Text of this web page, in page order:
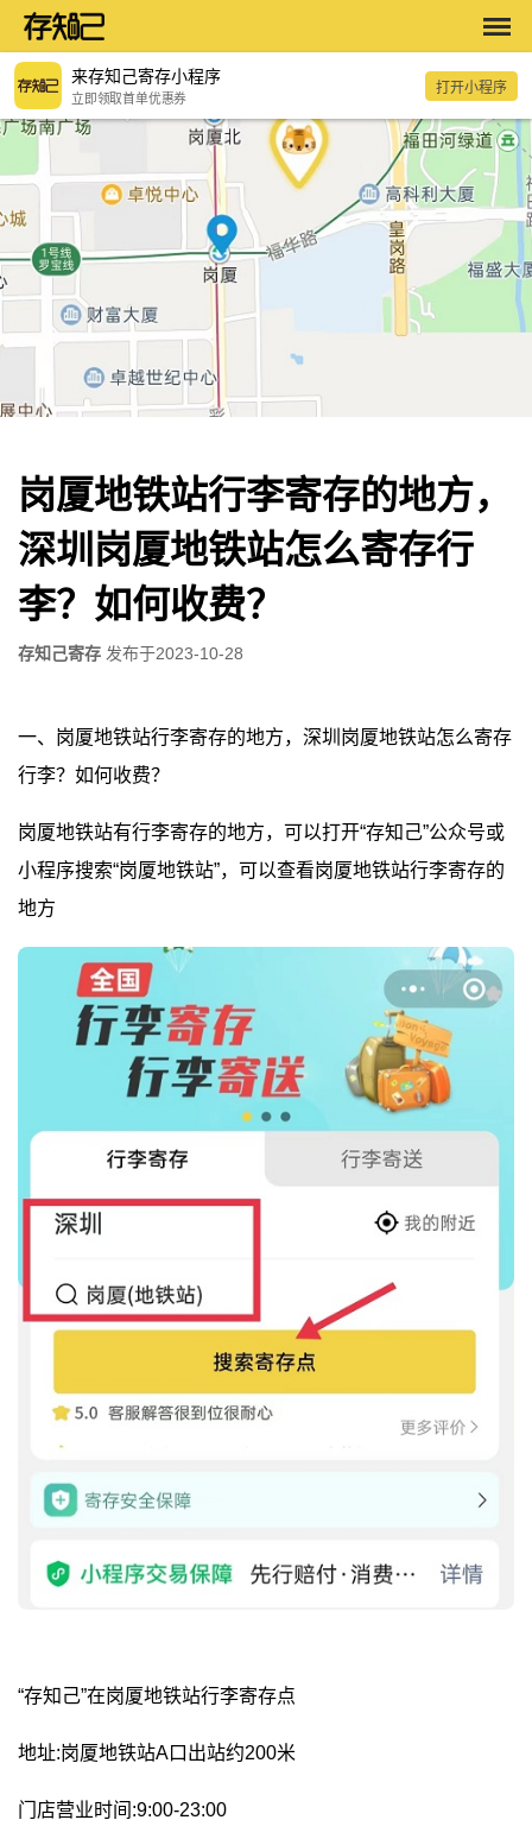
来存知己寄存小程序
立即领取首单优惠券
打开小程序
岗厦地铁站行李寄存的地方，
深圳岗厦地铁站怎么寄存行
李？如何收费？
存知己寄存 发布于2023-10-28
一、岗厦地铁站行李寄存的地方，深圳岗厦地铁站怎么寄存
行李？如何收费？
岗厦地铁站有行李寄存的地方，可以打开“存知己”公众号或
小程序搜索“岗厦地铁站”，可以查看岗厦地铁站行李寄存的
地方
“存知己”在岗厦地铁站行李寄存点
地址:岗厦地铁站A口出站约200米
门店营业时间:9:00-23:00